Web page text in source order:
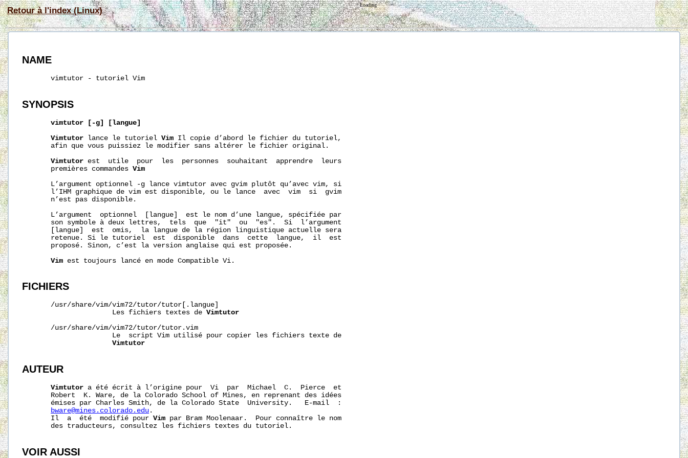
Retour à l'index (Linux)
Loading
NAME
       vimtutor - tutoriel Vim
SYNOPSIS
vimtutor [-g]
[langue]
Vimtutor lance le tutoriel Vim Il copie d’abord le fichier du tutoriel,
       afin que vous puissiez le modifier sans altérer le fichier original.
Vimtutor est  utile  pour  les  personnes  souhaitant  apprendre  leurs
       premières commandes
Vim
       L’argument optionnel -g lance vimtutor avec gvim plutôt qu’avec vim, si
       l’IHM graphique de vim est disponible, ou le lance  avec  vim  si  gvim
       n’est pas disponible.
       L’argument  optionnel  [langue]  est le nom d’une langue, spécifiée par
       son symbole à deux lettres,  tels  que  "it"  ou  "es".  Si  l’argument
       [langue]  est  omis,  la langue de la région linguistique actuelle sera
       retenue. Si le tutoriel  est  disponible  dans  cette  langue,  il  est
       proposé. Sinon, c’est la version anglaise qui est proposée.
Vim est toujours lancé en mode Compatible Vi.
FICHIERS
       /usr/share/vim/vim72/tutor/tutor[.langue]
                      Les fichiers textes de
Vimtutor
       /usr/share/vim/vim72/tutor/tutor.vim
                      Le  script Vim utilisé pour copier les fichiers texte de
Vimtutor
AUTEUR
Vimtutor a été écrit à l’origine pour  Vi  par  Michael  C.  Pierce  et
       Robert  K. Ware, de la Colorado School of Mines, en reprenant des idées
       émises par Charles Smith, de la Colorado State  University.   E-mail  :
bware@mines.colorado.edu .
       Il  a  été  modifié pour
Vim par Bram Moolenaar.  Pour connaître le nom
       des traducteurs, consultez les fichiers textes du tutoriel.
VOIR AUSSI